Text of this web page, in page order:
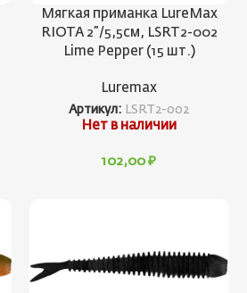
Мягкая приманка LureMax
RIOTA 2”/5,5см, LSRT2-002
Lime Pepper (15 шт.)
Luremax
Артикул: LSRT2-002
Нет в наличии
102,00₽